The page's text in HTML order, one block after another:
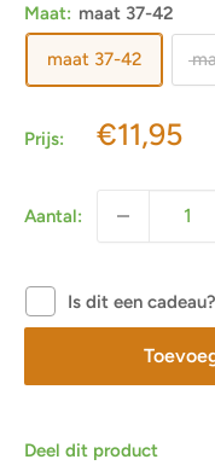
Maat: maat 37-42
maat 37-42
Prijs: Actieprijs
€11,95
Aantal:
Is dit een cadeau?
Deel dit product